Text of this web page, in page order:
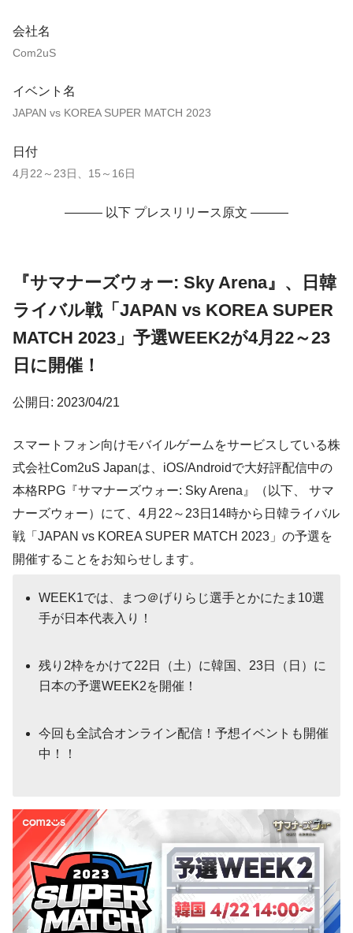
会社名
Com2uS
イベント名
JAPAN vs KOREA SUPER MATCH 2023
日付
4月22～23日、15～16日
——— 以下 プレスリリース原文 ———
『サマナーズウォー: Sky Arena』、日韓
ライバル戦「JAPAN vs KOREA SUPER
MATCH 2023」予選WEEK2が4月22～23
日に開催！
公開日: 2023/04/21
スマートフォン向けモバイルゲームをサービスしている株
式会社Com2uS Japanは、iOS/Androidで大好評配信中の
本格RPG『サマナーズウォー: Sky Arena』（以下、 サマ
ナーズウォー）にて、4月22～23日14時から日韓ライバル
戦「JAPAN vs KOREA SUPER MATCH 2023」の予選を
開催することをお知らせします。
WEEK1では、まつ＠げりらじ選手とかにたま10選
手が日本代表入り！
残り2枠をかけて22日（土）に韓国、23日（日）に
日本の予選WEEK2を開催！
今回も全試合オンライン配信！予想イベントも開催
中！！